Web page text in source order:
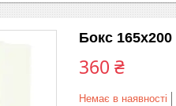
Бокс 165х200
360 ₴
Немає в наявності